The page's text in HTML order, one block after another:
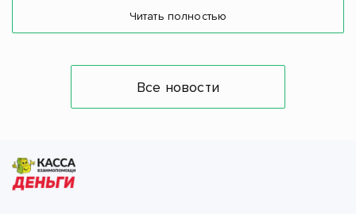
Читать полностью
Все новости